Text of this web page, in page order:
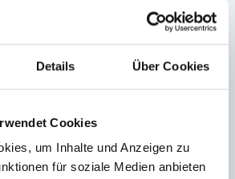
Details Über Cookies
Cookies
um Inhalte und Anzeigen zu
für soziale Medien anbieten